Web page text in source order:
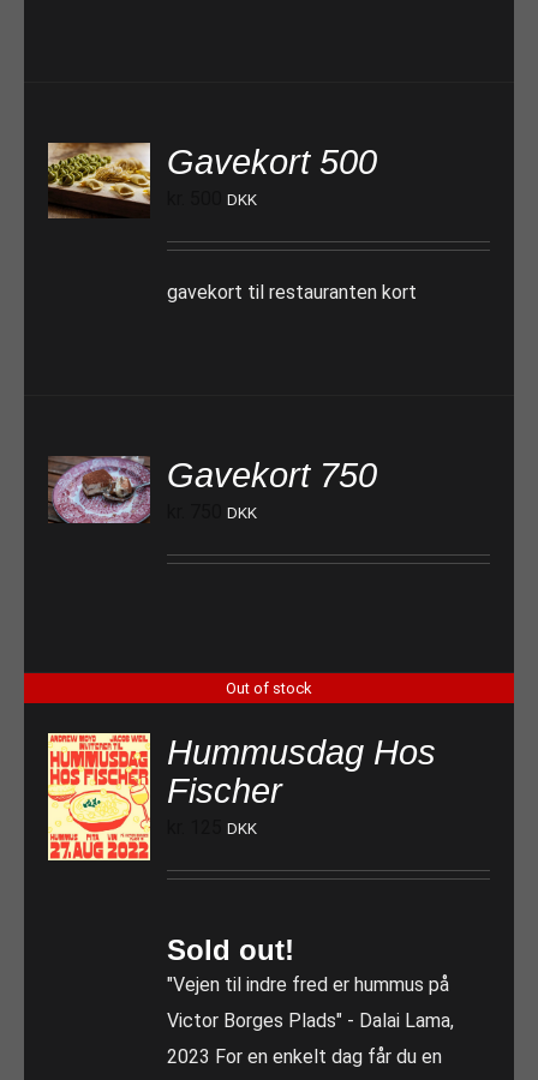
Gavekort 500
DKK
gavekort til restauranten kort
Gavekort 750
DKK
Out of stock
Hummusdag Hos
Fischer
DKK
Sold out!
"Vejen til indre fred er hummus på
Victor Borges Plads" - Dalai Lama,
2023 For en enkelt dag får du en